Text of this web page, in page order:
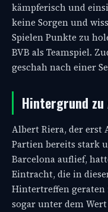
kämpferisch und
keine Sorgen und
Spielen Punkte zu
BVB als Teamspiel.
geschah nach einer
Hintergrund
Albert Riera, der erst
Partien bereits stark
Barcelona auflief,
Eintracht, die in
Hintertreffen geraten
sogar unter dem